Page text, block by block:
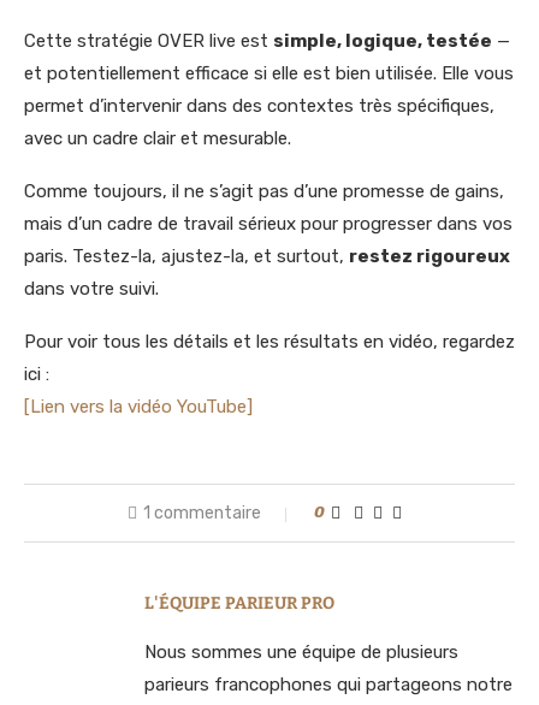
Cette stratégie OVER live est simple, logique, testée —
et potentiellement efficace si elle est bien utilisée. Elle vous
permet d’intervenir dans des contextes très spécifiques,
avec un cadre clair et mesurable.
Comme toujours, il ne s’agit pas d’une promesse de gains,
mais d’un cadre de travail sérieux pour progresser dans vos
paris. Testez-la, ajustez-la, et surtout, restez rigoureux
dans votre suivi.
Pour voir tous les détails et les résultats en vidéo, regardez
ici :
[Lien vers la vidéo YouTube]
1 commentaire 0
L'ÉQUIPE PARIEUR PRO
Nous sommes une équipe de plusieurs
parieurs francophones qui partageons notre